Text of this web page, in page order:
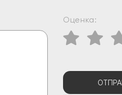
Оценка: